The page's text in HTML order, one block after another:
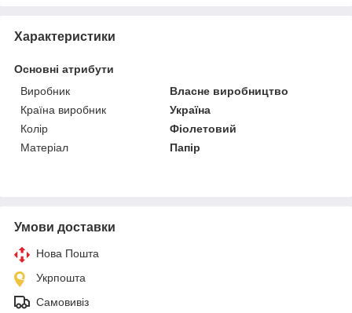
Характеристики
Основні атрибути
Виробник
Власне виробництво
Країна виробник
Україна
Колір
Фіолетовий
Матеріал
Папір
Умови доставки
Нова Пошта
Укрпошта
Самовивіз